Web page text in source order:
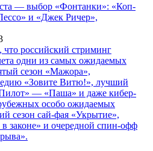
— выбор «Фонтанки»: «Коп-
и «Джек Ричер»,
российский стриминг
одни из самых ожидаемых
сезон «Мажора»,
«Зовите Витю!», лучший
— «Паша» и даже кибер-
особо ожидаемых
сезон сай-фая «Укрытие»,
законе» и очередной спин-офф